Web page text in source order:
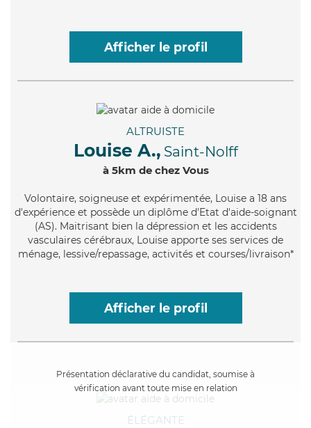
Afficher le profil
ALTRUISTE
Louise A., Saint-Nolff
à 5km de chez Vous
Volontaire, soigneuse et expérimentée, Louise a 18 ans
d'expérience et possède un diplôme d'Etat d'aide-soignant
(AS). Maitrisant bien la dépression et les accidents
vasculaires cérébraux, Louise apporte ses services de
ménage, lessive/repassage, activités et courses/livraison*
Afficher le profil
Présentation déclarative du candidat, soumise à
vérification avant toute mise en relation
ÉLÉGANTE